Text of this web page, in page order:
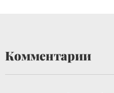
Комментарии